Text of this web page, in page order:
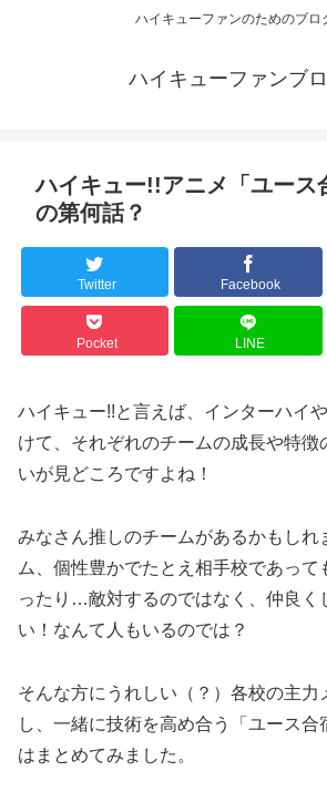
ハイキューファンのためのブロ
ハイキューファンブロ
ハイキュー!!アニメ「ユース
の第何話？
Twitter Facebook
Pocket LINE
ハイキュー!!と言えば、インターハイ
けて、それぞれのチームの成長や特徴
いが見どころですよね！
みなさん推しのチームがあるかもしれ
ム、個性豊かでたとえ相手校であっ
ったり…敵対するのではなく、仲良く
い！なんて人もいるのでは？
そんな方にうれしい（？）各校の主力
し、一緒に技術を高め合う「ユース合
はまとめてみました。